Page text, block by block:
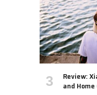
Review:
and